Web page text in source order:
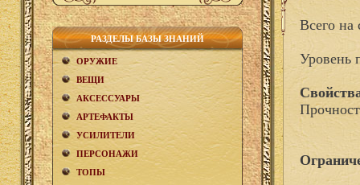
РАЗДЕЛЫ БАЗЫ ЗНАНИЙ
ОРУЖИЕ
ВЕЩИ
АКCЕСCУАРЫ
АРТЕФАКТЫ
УСИЛИТЕЛИ
ПЕРСОНАЖИ
ТОПЫ
Всего на
Уровень